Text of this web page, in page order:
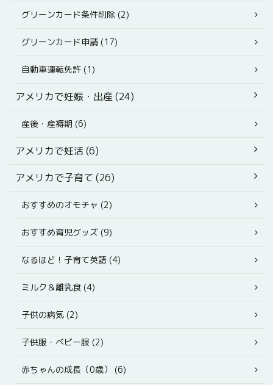
グリーンカード条件削除 (2)
グリーンカード申請 (17)
自動車運転免許 (1)
アメリカで妊娠・出産 (24)
産後・産褥期 (6)
アメリカで妊活 (6)
アメリカで子育て (26)
おすすめのオモチャ (2)
おすすめ育児グッズ (9)
なるほど！子育て英語 (4)
ミルク＆離乳食 (4)
子供の病気 (2)
子供服・ベビー服 (2)
赤ちゃんの成長（0歳） (6)